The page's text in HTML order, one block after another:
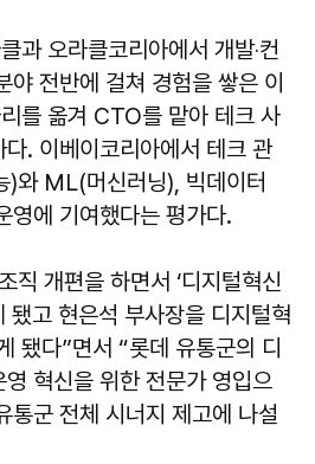
과 오라클코리아에서 개발‧컨
야 전반에 걸쳐 경험을 쌓은 이
를 옮겨 CTO를 맡아 테크 사
. 이베이코리아에서 테크 관
)와 ML(머신러닝), 빅데이터
영에 기여했다는 평가다.
직 개편을 하면서 ‘디지털혁신
됐고 현은석 부사장을 디지털혁
됐다”면서 “롯데 유통군의 디
혁신을 위한 전문가 영입으
통군 전체 시너지 제고에 나설